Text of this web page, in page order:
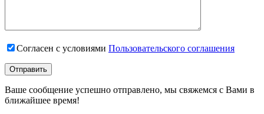
Согласен с условиями Пользовательского соглашения
Ваше сообщение успешно отправлено, мы свяжемся с Вами в
ближайшее время!